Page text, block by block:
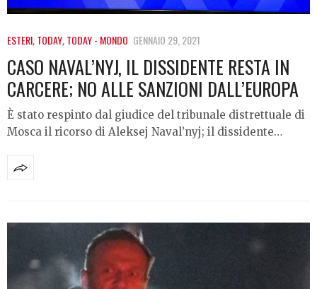
ESTERI,TODAY,TODAY - MONDO GENNAIO 29, 2021
CASO NAVAL’NYJ, IL DISSIDENTE RESTA IN
CARCERE; NO ALLE SANZIONI DALL’EUROPA
Ѐ stato respinto dal giudice del tribunale distrettuale di
Mosca il ricorso di Aleksej Naval’nyj; il dissidente…